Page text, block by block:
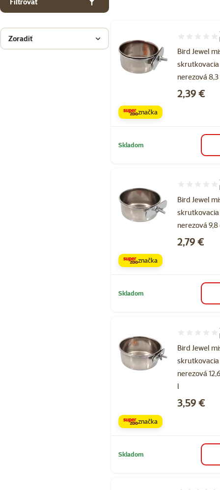
Zoradiť
Bird Jewel
skrutkovacia
nerezová 8,3
Hodnotenie
Cena
2,39 €
značka
Skladom
Bird Jewel
skrutkovacia
nerezová
Hodnotenie
Cena
2,79 €
značka
Skladom
Bird Jewel
skrutkovacia
nerezová
l
Hodnotenie
Cena
3,59 €
značka
Skladom